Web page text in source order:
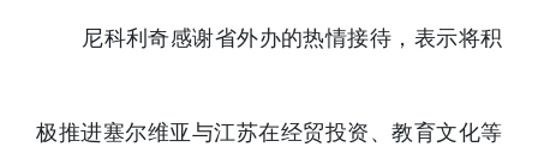
尼科利奇感谢省外办的热情接待，表示将积
极推进塞尔维亚与江苏在经贸投资、教育文化等